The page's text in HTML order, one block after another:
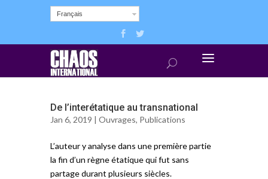
Français
De l’interétatique au transnational
Jan 6, 2019 | Ouvrages, Publications
L’auteur y analyse dans une première partie
la fin d’un règne étatique qui fut sans
partage durant plusieurs siècles.